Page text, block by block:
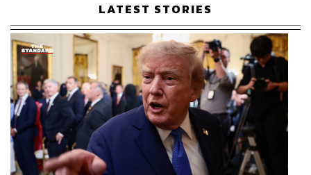
ประเทศไทย (Coal Phase-Out and Just Transition in
Thailand)’ โดยกองทุนแสงอาทิตย์, สถาบันเทคโนโลยี
นานาชาติสิรินธร มหาวิทยาลัยธรรมศาสตร์, มูลนิธินโยบาย
สุขภาวะ และกรีนพีซ ประเทศไทย ฉายภาพให้เห็นว่า รัฐบาล
ไทยสามารถปลดระวางถ่านหินได้อย่างเร็วที่สุดภายใน พ.ศ.
2570 หรืออย่างช้าที่สุดภายใน พ.ศ. 2580 ซึ่งลดการปล่อย
คาร์บอยไดออกไซด์ลงได้ 47.1 ล้านตัน หากรัฐบาลยังเพิกเฉย
ไม่เห็นความสำคัญ ก็จะไม่สามารถปลดระวางการใช้ถ่านหิน
ได้เลยในอนาคต
LATEST STORIES